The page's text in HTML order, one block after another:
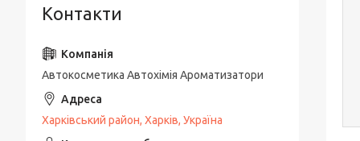
Контакти
Автокосметика Автохімія Ароматизатори
Харківський район, Харків, Україна